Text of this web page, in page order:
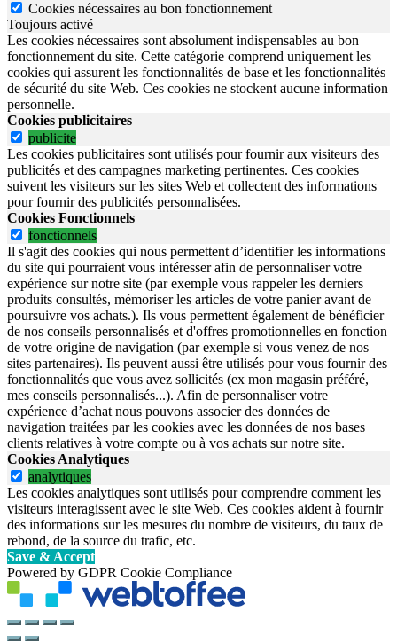
Cookies nécessaires au bon fonctionnement
Toujours activé
Les cookies nécessaires sont absolument indispensables au bon
fonctionnement du site. Cette catégorie comprend uniquement les
cookies qui assurent les fonctionnalités de base et les fonctionnalités
de sécurité du site Web. Ces cookies ne stockent aucune information
personnelle.
Cookies publicitaires
publicite
Les cookies publicitaires sont utilisés pour fournir aux visiteurs des
publicités et des campagnes marketing pertinentes. Ces cookies
suivent les visiteurs sur les sites Web et collectent des informations
pour fournir des publicités personnalisées.
Cookies Fonctionnels
fonctionnels
Il s'agit des cookies qui nous permettent d’identifier les informations
du site qui pourraient vous intéresser afin de personnaliser votre
expérience sur notre site (par exemple vous rappeler les derniers
produits consultés, mémoriser les articles de votre panier avant de
poursuivre vos achats.). Ils vous permettent également de bénéficier
de nos conseils personnalisés et d'offres promotionnelles en fonction
de votre origine de navigation (par exemple si vous venez de nos
sites partenaires). Ils peuvent aussi être utilisés pour vous fournir des
fonctionnalités que vous avez sollicités (ex mon magasin préféré,
mes conseils personnalisés...). Afin de personnaliser votre
expérience d’achat nous pouvons associer des données de
navigation traitées par les cookies avec les données de nos bases
clients relatives à votre compte ou à vos achats sur notre site.
Cookies Analytiques
analytiques
Les cookies analytiques sont utilisés pour comprendre comment les
visiteurs interagissent avec le site Web. Ces cookies aident à fournir
des informations sur les mesures du nombre de visiteurs, du taux de
rebond, de la source du trafic, etc.
Save & Accept
Powered by GDPR Cookie Compliance